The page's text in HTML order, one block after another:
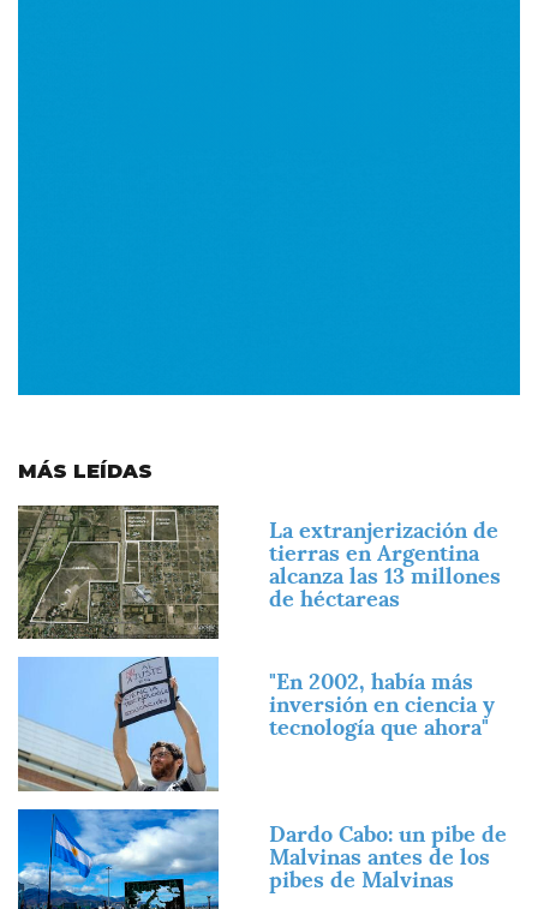
MÁS LEÍDAS
Imagen
La extranjerización de
tierras en Argentina
alcanza las 13 millones
de héctareas
"En 2002, había más
inversión en ciencia y
tecnología que ahora"
Imagen
Dardo Cabo: un pibe de
Malvinas antes de los
pibes de Malvinas